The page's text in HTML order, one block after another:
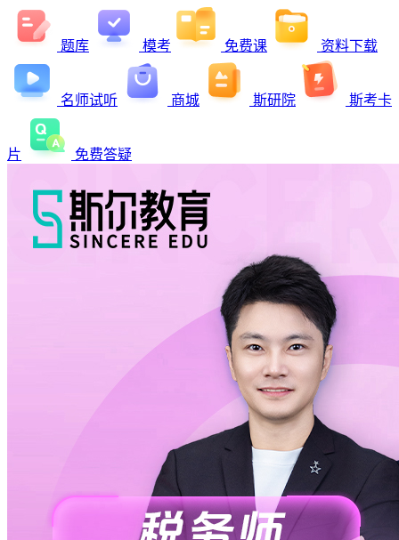
题库 模考 免费课 资料下载
名师试听 商城 斯研院 斯考卡
片 免费答疑